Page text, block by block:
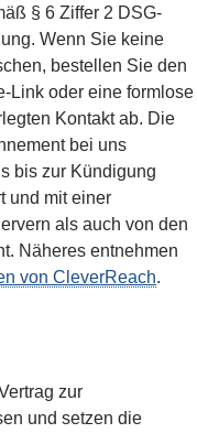
§ 6 Ziffer 2 DSG-
Wenn Sie keine
bestellen Sie den
Link oder eine formlose
Kontakt ab. Die
bei uns
bis zur Kündigung
und mit einer
als auch von den
Näheres entnehmen
von CleverReach.
zur
und setzen die